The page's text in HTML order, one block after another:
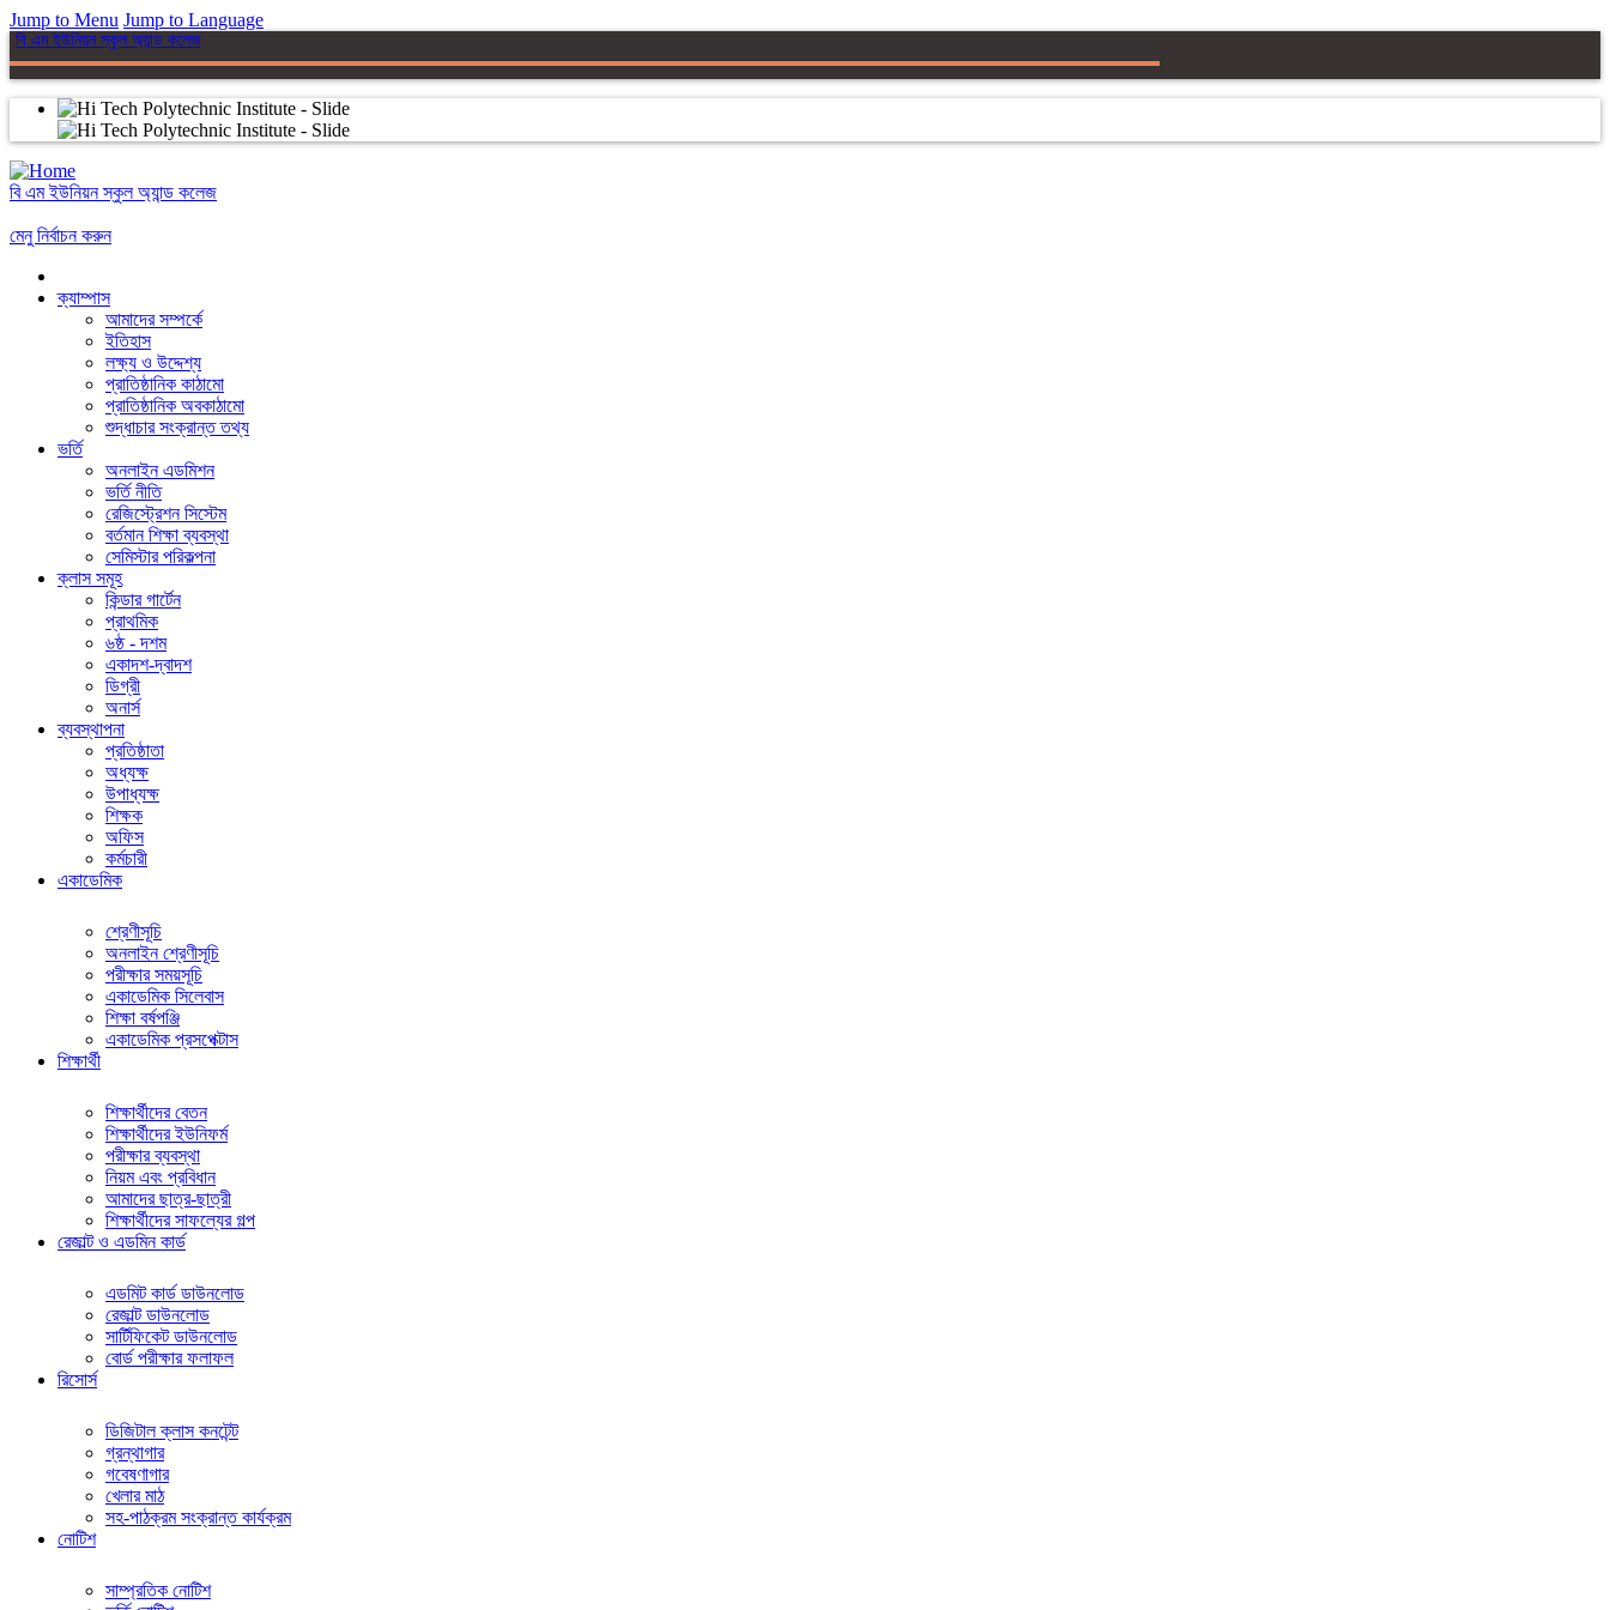
Jump to Menu Jump to Language
বি এম ইউনিয়ন স্কুল অ্যান্ড কলেজ
বি এম ইউনিয়ন স্কুল অ্যান্ড কলেজ
মেনু নির্বাচন করুন
ক্যাম্পাস
আমাদের সম্পর্কে
ইতিহাস
লক্ষ্য ও উদ্দেশ্য
প্রাতিষ্ঠানিক কাঠামো
প্রাতিষ্ঠানিক অবকাঠামো
শুদ্ধাচার সংক্রান্ত তথ্য
ভর্তি
অনলাইন এডমিশন
ভর্তি নীতি
রেজিস্ট্রেশন সিস্টেম
বর্তমান শিক্ষা ব্যবস্থা
সেমিস্টার পরিকল্পনা
ক্লাস সমূহ
কিন্ডার গার্টেন
প্রাথমিক
৬ষ্ঠ - দশম
একাদশ-দ্বাদশ
ডিগ্রী
অনার্স
ব্যবস্থাপনা
প্রতিষ্ঠাতা
অধ্যক্ষ
উপাধ্যক্ষ
শিক্ষক
অফিস
কর্মচারী
একাডেমিক
শ্রেণীসূচি
অনলাইন শ্রেণীসূচি
পরীক্ষার সময়সূচি
একাডেমিক সিলেবাস
শিক্ষা বর্ষপঞ্জি
একাডেমিক প্রসপেক্টাস
শিক্ষার্থী
শিক্ষার্থীদের বেতন
শিক্ষার্থীদের ইউনিফর্ম
পরীক্ষার ব্যবস্থা
নিয়ম এবং প্রবিধান
আমাদের ছাত্র-ছাত্রী
শিক্ষার্থীদের সাফল্যের গল্প
রেজাল্ট ও এডমিন কার্ড
এডমিট কার্ড ডাউনলোড
রেজাল্ট ডাউনলোড
সার্টিফিকেট ডাউনলোড
বোর্ড পরীক্ষার ফলাফল
রিসোর্স
ডিজিটাল ক্লাস কনটেন্ট
গ্রন্থাগার
গবেষণাগার
খেলার মাঠ
সহ-পাঠক্রম সংক্রান্ত কার্যক্রম
নোটিশ
সাম্প্রতিক নোটিশ